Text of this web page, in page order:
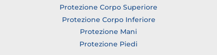
Protezione Corpo Superiore
Protezione Corpo Inferiore
Protezione Mani
Protezione Piedi